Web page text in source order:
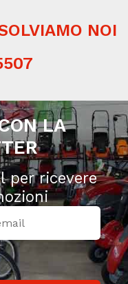
NOI
LA
per ricevere